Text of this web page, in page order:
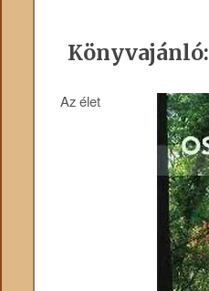
Könyvajánló:
Az élet